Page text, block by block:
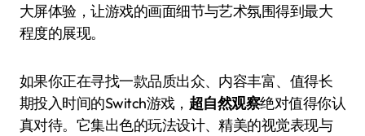
大屏体验，让游戏的画面细节与艺术氛围得到最大
程度的展现。
如果你正在寻找一款品质出众、内容丰富、值得长
期投入时间的Switch游戏， 超自然观察绝对值得你认
真对待。它集出色的玩法设计、精美的视觉表现与